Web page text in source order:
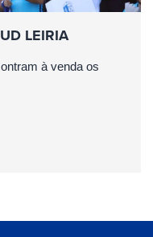
LEIRIA
à venda os